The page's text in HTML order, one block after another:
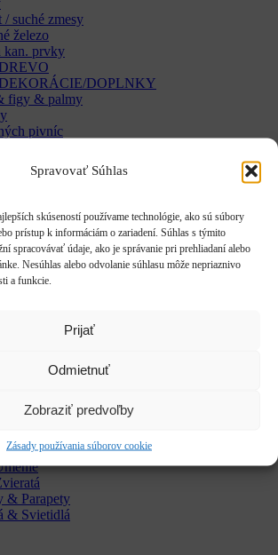
Spravovať Súhlas
skúseností používame technológie, ako sú súbory
prístup k informáciám o zariadení. Súhlas s týmito
spracovávať údaje, ako je správanie pri prehliadaní alebo
Nesúhlas alebo odvolanie súhlasu môže nepriaznivo
a funkcie.
Prijať
Odmietnuť
Zobraziť predvoľby
Zásady používania súborov cookie
/ suché zmesy
železo
kan. prvky
DOPLNKY
figy & palmy
pivníc
& sedenia
dreva
ohniská
doplnky
& Záhony
Kovové kvetináče
CLASSIC
Vyvýšené záhony
Anjeli & Sv. sochy
Betlehem
Rôzne
& Parapety
& Svietidlá